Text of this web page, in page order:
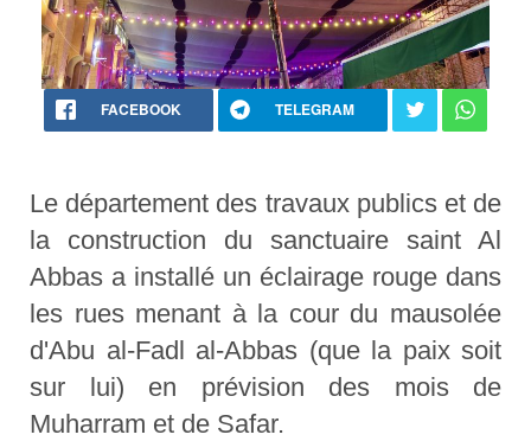
FACEBOOK TELEGRAM
Le département des travaux publics et de
la construction du sanctuaire saint Al
Abbas a installé un éclairage rouge dans
les rues menant à la cour du mausolée
d'Abu al-Fadl al-Abbas (que la paix soit
sur lui) en prévision des mois de
Muharram et de Safar.